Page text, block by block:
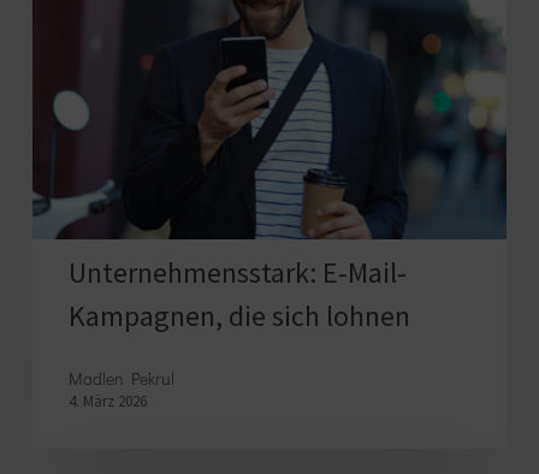
sich
Unternehmensstark: E-Mail-
Kampagnen, die sich lohnen
Madlen Pekrul
4. März 2026